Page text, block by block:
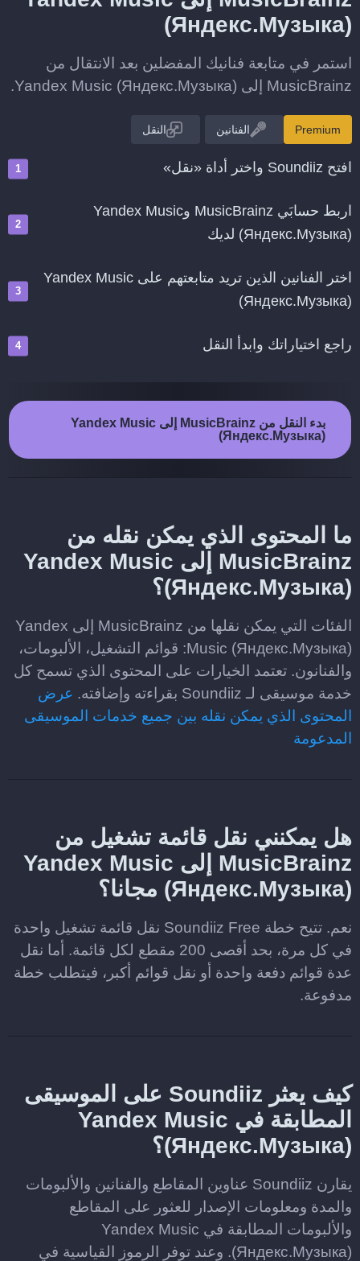
(Яндекс.Музыка)
استمر في متابعة فنانيك المفضلين بعد الانتقال من
MusicBrainz إلى Yandex Music (Яндекс.Музыка).
Premium الفنانين النقل
افتح Soundiiz واختر أداة «نقل»
اربط حسابَي MusicBrainz وYandex Music
(Яндекс.Музыка) لديك
اختر الفنانين الذين تريد متابعتهم على Yandex Music
(Яндекс.Музыка)
راجع اختياراتك وابدأ النقل
بدء النقل من MusicBrainz إلى Yandex Music
(Яндекс.Музыка)
ما المحتوى الذي يمكن نقله من
MusicBrainz إلى Yandex Music
(Яндекс.Музыка)؟
الفئات التي يمكن نقلها من MusicBrainz إلى Yandex
Music (Яндекс.Музыка): قوائم التشغيل، الألبومات،
والفنانون. تعتمد الخيارات على المحتوى الذي تسمح كل
خدمة موسيقى لـ Soundiiz بقراءته وإضافته.
عرض
المحتوى الذي يمكن نقله بين جميع خدمات الموسيقى
المدعومة
هل يمكنني نقل قائمة تشغيل من
MusicBrainz إلى Yandex Music
(Яндекс.Музыка) مجانا؟
نعم. تتيح خطة Soundiiz Free نقل قائمة تشغيل واحدة
في كل مرة، بحد أقصى 200 مقطع لكل قائمة. أما نقل
عدة قوائم دفعة واحدة أو نقل قوائم أكبر، فيتطلب خطة
مدفوعة.
كيف يعثر Soundiiz على الموسيقى
المطابقة في Yandex Music
(Яндекс.Музыка)؟
يقارن Soundiiz عناوين المقاطع والفنانين والألبومات
والمدة ومعلومات الإصدار للعثور على المقاطع
والألبومات المطابقة في Yandex Music
(Яндекс.Музыка). وعند توفر الرموز القياسية في